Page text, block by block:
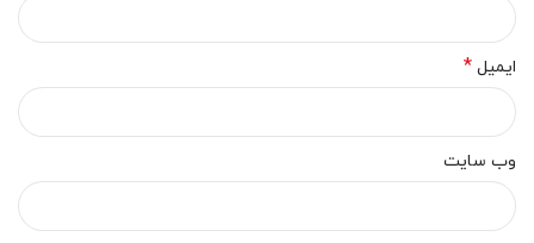
ایمیل *
وب‌ سایت